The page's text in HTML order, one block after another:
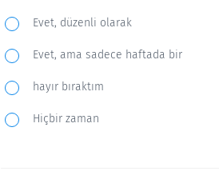
Evet, düzenli olarak
Evet, ama sadece haftada bir
hayır bıraktım
Hiçbir zaman